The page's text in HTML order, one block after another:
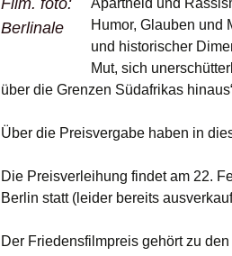
Film. foto:
Berlinale
Apartheid und
Humor, Glauben und
und historischer
Mut, sich
über die Grenzen Südafrikas
Über die Preisvergabe haben in
Die Preisverleihung findet am 22.
Berlin statt (leider bereits
Der Friedensfilmpreis gehört zu